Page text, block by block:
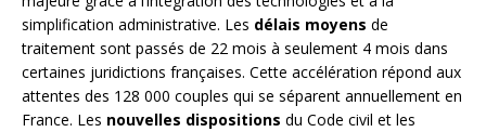
simplification administrative. Les délais moyens de
traitement sont passés de 22 mois à seulement 4 mois dans
certaines juridictions françaises. Cette accélération répond aux
attentes des 128 000 couples qui se séparent annuellement en
France. Les nouvelles dispositions du Code civil et les